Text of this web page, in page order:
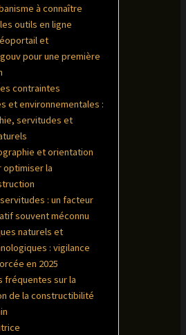
à connaître
outils en ligne
et
pour une première
contraintes
et environnementales :
servitudes et
et orientation
optimiser la
: un facteur
souvent méconnu
naturels et
: vigilance
en 2025
fréquentes sur la
de la constructibilité